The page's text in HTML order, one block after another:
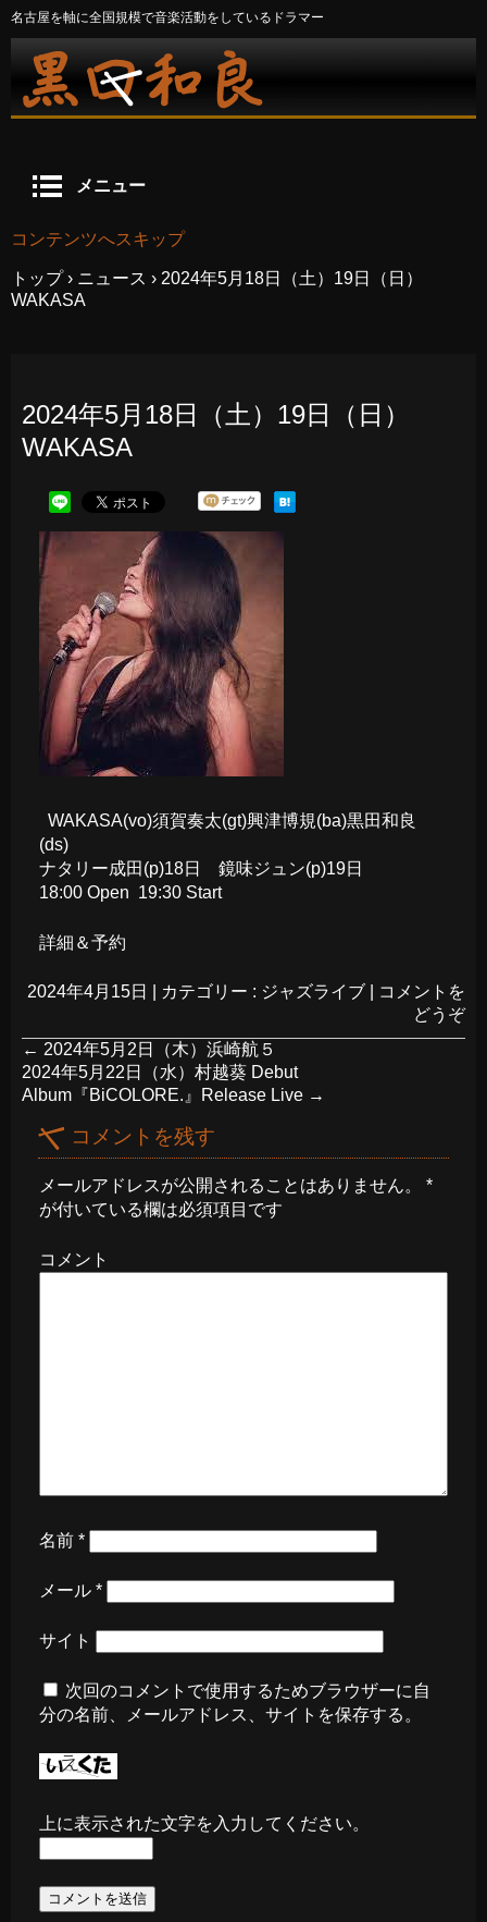
名古屋を軸に全国規模で音楽活動をしているドラマー
メニュー
コンテンツへスキップ
トップ › ニュース › 2024年5月18日（土）19日（日）
WAKASA
2024年5月18日（土）19日（日）
WAKASA
WAKASA(vo)須賀奏太(gt)興津博規(ba)黒田和良
(ds)
ナタリー成田(p)18日 鏡味ジュン(p)19日
18:00 Open 19:30 Start
詳細＆予約
2024年4月15日 カテゴリー : ジャズライブ
コメントを
どうぞ
← 2024年5月2日（木）浜崎航５
2024年5月22日（水）村越葵 Debut
Album『BiCOLORE.』Release Live →
コメントを残す
メールアドレスが公開されることはありません。
*
が付いている欄は必須項目です
コメント
名前 *
メール *
サイト
次回のコメントで使用するためブラウザーに自
分の名前、メールアドレス、サイトを保存する。
上に表示された文字を入力してください。